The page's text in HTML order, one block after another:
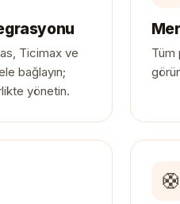
Ticimax ve
bağlayın;
yönetin.
Tüm
🛟